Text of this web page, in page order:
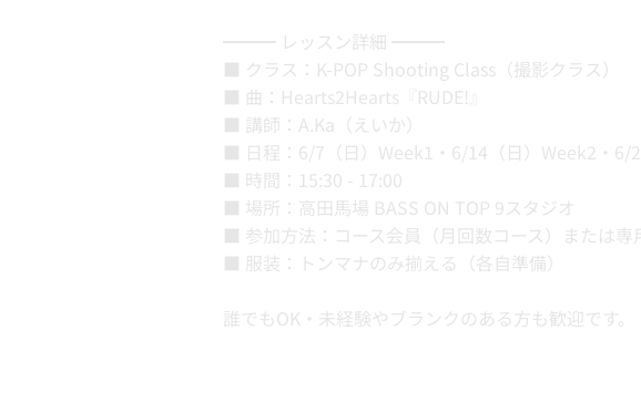
━━━ レッスン詳細 ━━━
■ クラス：K-POP Shooting Class（撮影クラス）
■ 曲：Hearts2Hearts『RUDE!』
■ 講師：A.Ka（えいか）
■ 日程：6/7（日）Week1・6/14（日）Week2・
■ 時間：15:30 - 17:00
■ 場所：高田馬場 BASS ON TOP 9スタジオ
■ 参加方法：コース会員（月回数コース）または専
■ 服装：トンマナのみ揃える（各自準備）
誰でもOK・未経験やブランクのある方も歓迎です。